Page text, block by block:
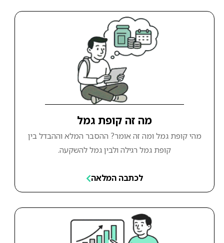
מה זה קופת גמל
מהי קופת גמל ומה זה אומר? ההסבר המלא וההבדל בין
קופת גמל רגילה ולבין גמל להשקעה.
לכתבה המלאה